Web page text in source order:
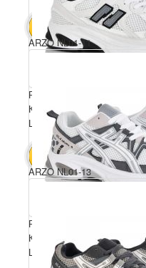
В КОШИК 5440 грн.
Розмірний ряд: 36-41
Комплектація ящика: 8
Ціна за пару: 680 грн.
В КОШИК 5440 грн.
ARZO NL01-11
Розмірний ряд: 36-41
Комплектація ящика: 8
Ціна за пару: 680 грн.
ARZO NL01-13